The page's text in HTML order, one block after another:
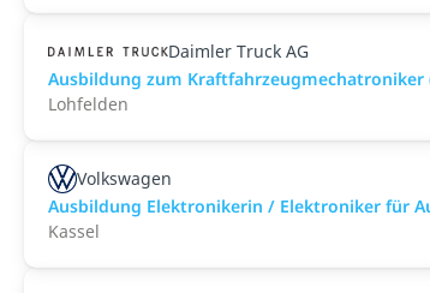
Daimler Truck AG
Ausbildung zum
Lohfelden
Volkswagen
Ausbildung Elektronikerin / Elektroniker für
Kassel